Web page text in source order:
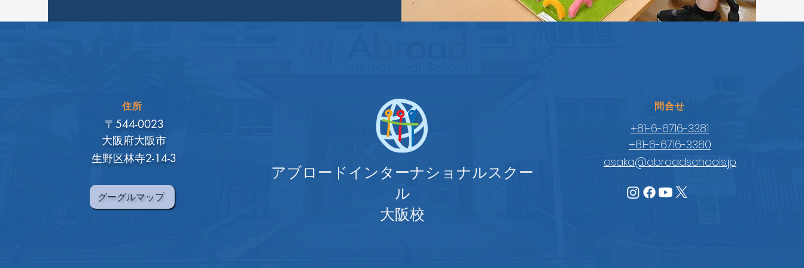
住所
〒544-0023
大阪府大阪市
生野区林寺2-14-3
グーグルマップ
アブロードインターナショナルスクー
ル
大阪校
​問合せ
+81-6-6716-3381
+81-6-6716-3380
osaka@abroadschools.jp